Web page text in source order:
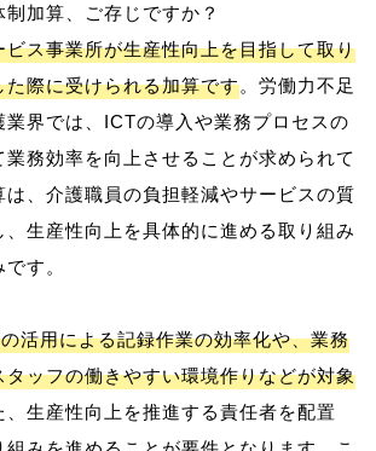
加算、ご存じですか？
ビス事業所が生産性向上を目指して取り
た際に受けられる加算です。労働力不足
業界では、ICTの導入や業務プロセスの
務効率を向上させることが求められて
は、介護職員の負担軽減やサービスの質
生産性向上を具体的に進める取り組み
す。
活用による記録作業の効率化や、業務
タッフの働きやすい環境作りなどが対象
、生産性向上を推進する責任者を配置